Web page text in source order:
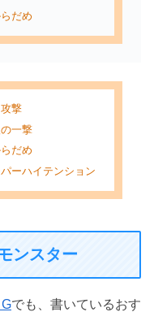
だめ
撃
一撃
だめ
ーハイテンション
ンスター
でも、書いているおす